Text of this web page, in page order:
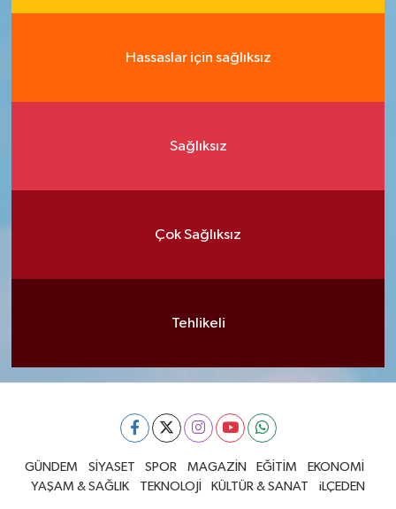
Hassaslar için sağlıksız
Sağlıksız
Çok Sağlıksız
Tehlikeli
GÜNDEM SİYASET SPOR MAGAZİN EĞİTİM
EKONOMİ
YAŞAM & SAĞLIK
TEKNOLOJİ KÜLTÜR & SANAT iLÇEDEN